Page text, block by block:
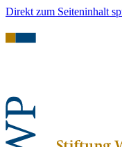
Direkt zum Seiteninhalt